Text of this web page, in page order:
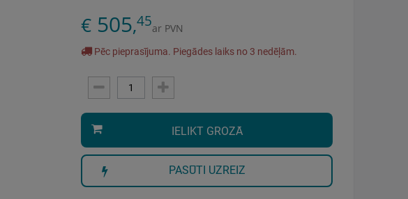
€ 505,45ar PVN
Pēc pieprasījuma. Piegādes laiks no 3 nedēļām.
IELIKT GROZĀ
PASŪTI UZREIZ